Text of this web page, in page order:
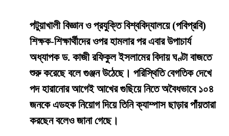
পটুয়াখালী বিজ্ঞান ও প্রযুক্তি বিশ্ববিদ্যালয়ে (পবিপ্রবি)
শিক্ষক-শিক্ষার্থীদের ওপর হামলার পর এবার উপাচার্য
অধ্যাপক ড. কাজী রফিকুল ইসলামের বিদায় ঘণ্টা বাজতে
শুরু করেছে বলে গুঞ্জন উঠেছে। পরিস্থিতি বেগতিক দেখে
পদ হারানোর আগেই আখের গুছিয়ে নিতে অবৈধভাবে ১০৪
জনকে এডহক নিয়োগ দিয়ে তিনি ক্যাম্পাস ছাড়ার পাঁয়তারা
করছেন বলেও জানা গেছে।